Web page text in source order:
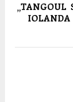
„TANGOUL